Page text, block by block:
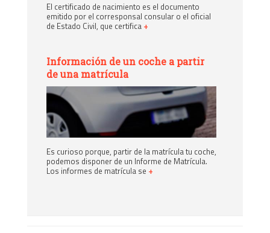
El certificado de nacimiento es el documento
emitido por el corresponsal consular o el oficial
de Estado Civil, que certifica +
Información de un coche a partir
de una matrícula
Es curioso porque, partir de la matrícula tu coche,
podemos disponer de un Informe de Matrícula.
Los informes de matrícula se +